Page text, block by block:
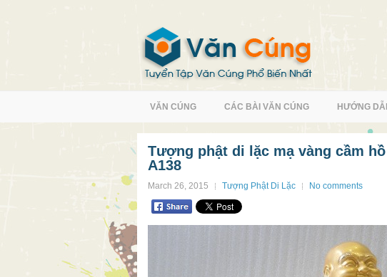
VĂN CÚNG CÁC BÀI VĂN CÚNG HƯỚNG
Tượng phật di lặc mạ vàng cầm
A138
March 26, 2015 Tượng Phật Di Lặc No comments